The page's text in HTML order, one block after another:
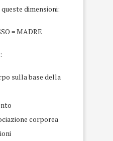
dimensioni:
= MADRE
sulla base della
corporea